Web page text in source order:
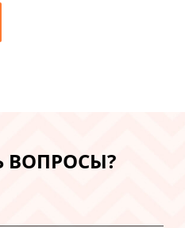
ВОПРОСЫ?